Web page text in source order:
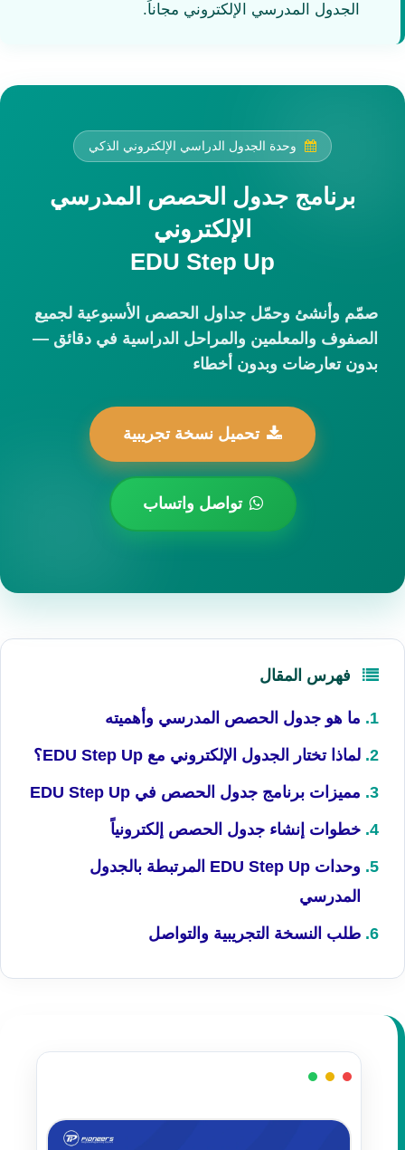
الجدول المدرسي الإلكتروني مجاناً.
وحدة الجدول الدراسي الإلكتروني الذكي
برنامج جدول الحصص المدرسي
الإلكتروني
EDU Step Up
صمّم وأنشئ وحمّل جداول الحصص الأسبوعية لجميع
الصفوف والمعلمين والمراحل الدراسية في دقائق —
بدون تعارضات وبدون أخطاء
تحميل نسخة تجريبية
تواصل واتساب
فهرس المقال
ما هو جدول الحصص المدرسي وأهميته
لماذا تختار الجدول الإلكتروني مع EDU Step Up؟
مميزات برنامج جدول الحصص في EDU Step Up
خطوات إنشاء جدول الحصص إلكترونياً
وحدات EDU Step Up المرتبطة بالجدول
المدرسي
طلب النسخة التجريبية والتواصل